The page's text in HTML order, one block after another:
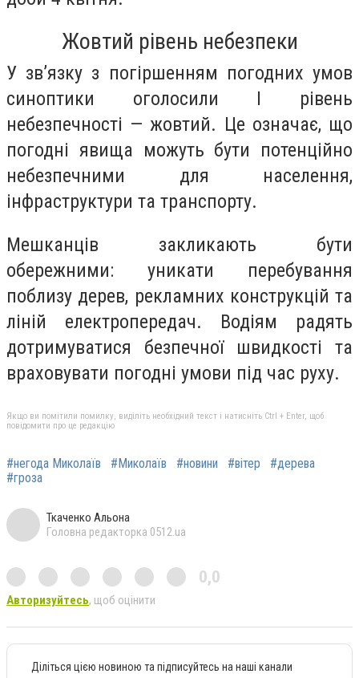
Жовтий рівень небезпеки
У зв’язку з погіршенням погодних умов
синоптики оголосили І рівень
небезпечності — жовтий. Це означає, що
погодні явища можуть бути потенційно
небезпечними для населення,
інфраструктури та транспорту.
Мешканців закликають бути
обережними: уникати перебування
поблизу дерев, рекламних конструкцій та
ліній електропередач. Водіям радять
дотримуватися безпечної швидкості та
враховувати погодні умови під час руху.
Якщо ви помітили помилку, виділіть необхідний текст і натисніть Ctrl + Enter, щоб
повідомити про це редакцію
#негода Миколаїв #Миколаїв #новини #вітер
#дерева
#гроза
Ткаченко Альона
Головна редакторка 0512.ua
0,0
Авторизуйтесь, щоб оцінити
Діліться цією новиною та підписуйтесь на наші канали